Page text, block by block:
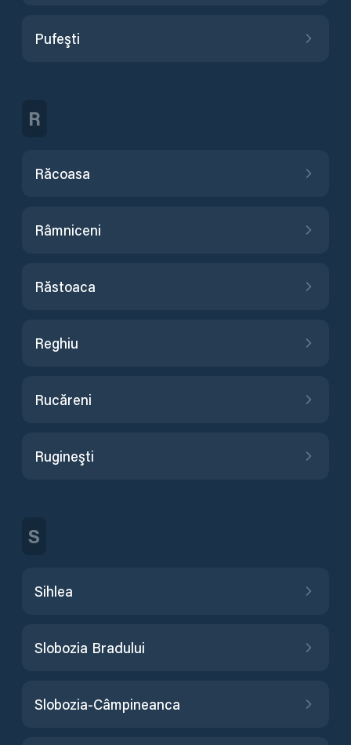
Pufeşti
R
Răcoasa
Râmniceni
Răstoaca
Reghiu
Rucăreni
Rugineşti
S
Sihlea
Slobozia Bradului
Slobozia-Câmpineanca